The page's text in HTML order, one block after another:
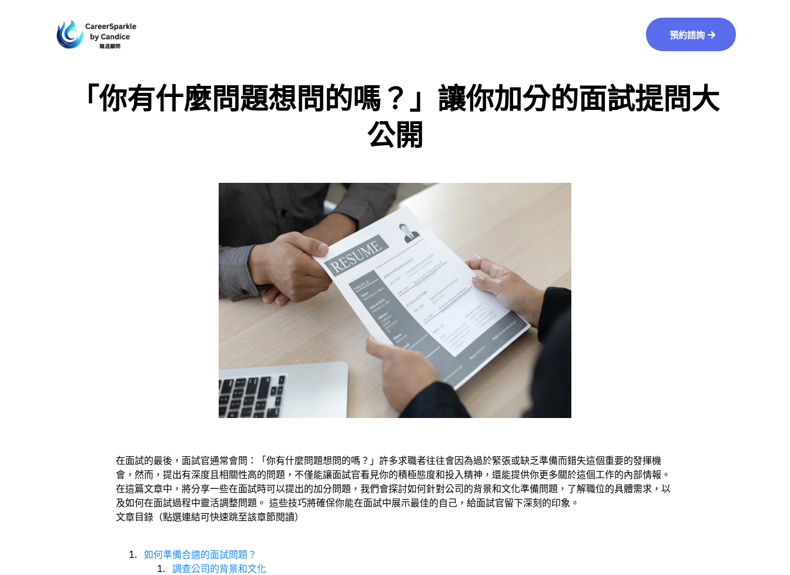
預約諮詢
「你有什麼問題想問的嗎？」讓你加分的面試提問大
公開
在面試的最後，面試官通常會問：「你有什麼問題想問的嗎？」許多求職者往往會因為過於緊張或缺乏準備而錯失這個重要的發揮機
會，然而，提出有深度且相關性高的問題，不僅能讓面試官看見你的積極態度和投入精神，還能提供你更多關於這個工作的內部情報。
在這篇文章中，將分享一些在面試時可以提出的加分問題，我們會探討如何針對公司的背景和文化準備問題，了解職位的具體需求，以
及如何在面試過程中靈活調整問題。 這些技巧將確保你能在面試中展示最佳的自己，給面試官留下深刻的印象。
文章目錄（點選連結可快速跳至該章節閱讀）
如何準備合適的面試問題？
調查公司的背景和文化